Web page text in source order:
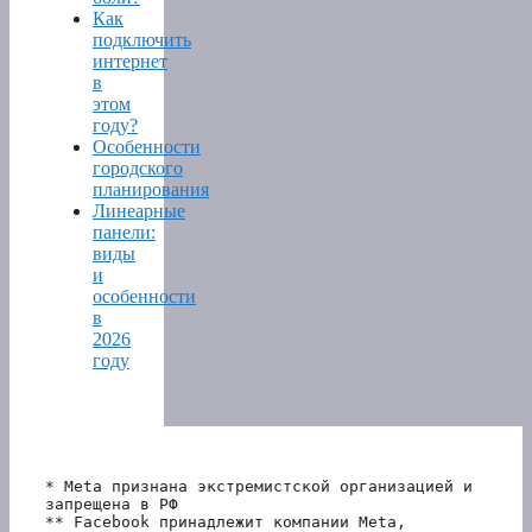
Как
подключить
интернет
в
этом
году?
Особенности
городского
планирования
Линеарные
панели:
виды
и
особенности
в
2026
году
* Meta признана экстремистской организацией и
запрещена в РФ
** Facebook принадлежит компании Meta,